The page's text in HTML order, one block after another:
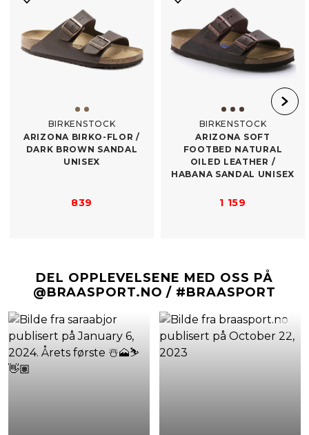
BIRKENSTOCK
ARIZONA BIRKO-​FLOR /​
DARK BROWN SANDAL
UNISEX
839
BIRKENSTOCK
ARIZONA SOFT
FOOTBED NATURAL
OILED LEATHER /​
HABANA SANDAL UNISEX
1 159
DEL OPPLEVELSENE MED OSS PÅ
@BRAASPORT.NO / #BRAASPORT